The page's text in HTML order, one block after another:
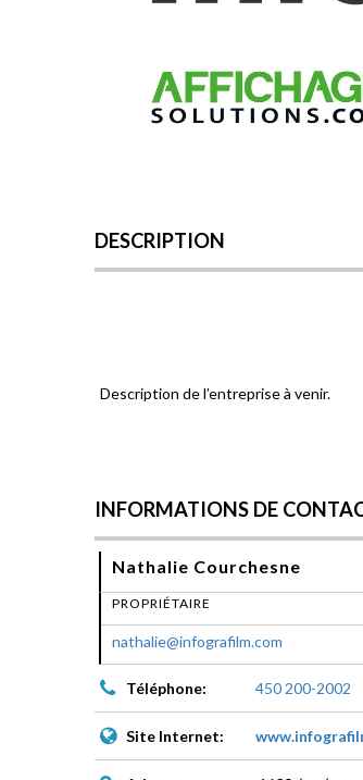
DESCRIPTION
Description de l’entreprise à venir.
INFORMATIONS DE
Nathalie Courchesne
PROPRIÉTAIRE
nathalie@infografilm.com
Téléphone: 450 200-2002
Site Internet: